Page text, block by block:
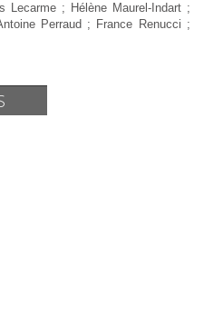
Lecarme ; Hélène Maurel-Indart ;
Perraud ; France Renucci ;